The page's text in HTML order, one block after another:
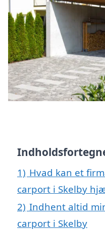
1) Hvad kan et
carport i Skelby
2) Indhent altid
carport i Skelby